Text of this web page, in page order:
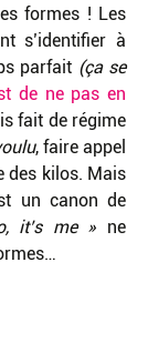
formes ! Les
s’identifier à
parfait (ça se
de ne pas en
fait de régime
, faire appel
des kilos. Mais
un canon de
it’s me » ne